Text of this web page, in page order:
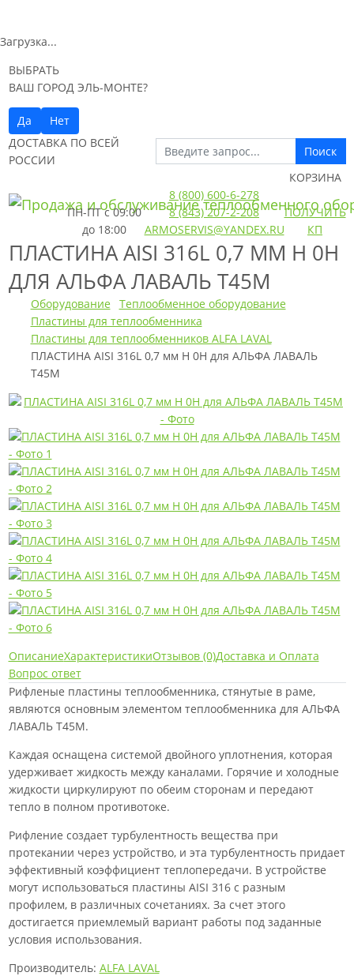
Загрузка...
ВЫБРАТЬ
ВАШ ГОРОД ЭЛЬ-МОНТЕ?
Да
Нет
ДОСТАВКА ПО ВСЕЙ
РОССИИ
Поиск
ПН-ПТс 09:00
до 18:00
8 (800) 600-6-278
8 (843) 207-2-208
ARMOSERVIS@YANDEX.RU
КОРЗИНА
ПОЛУЧИТЬ
КП
ПЛАСТИНА AISI 316L 0,7 ММ H 0H
ДЛЯ АЛЬФА ЛАВАЛЬ T45M
Оборудование
Теплообменное оборудование
Пластины для теплообменника
Пластины для теплообменников ALFA LAVAL
ПЛАСТИНА AISI 316L 0,7 мм H 0H для АЛЬФА ЛАВАЛЬ
T45M
ОписаниеХарактеристикиОтзывов (0)Доставка и Оплата
Вопрос ответ
Рифленые пластины теплообменника, стянутые в раме,
являются основным элементом теплообменника для АЛЬФА
ЛАВАЛЬ T45M.
Каждая оснащена системой двойного уплотнения, которая
удерживает жидкость между каналами. Горячие и холодные
жидкости циркулируют по обеим сторонам и передают
тепло в полном противотоке.
Рифление создает турбулентность вещества при
протекании через устройство, и эта турбулентность придает
эффективный коэффициент теплопередачи. В устройстве
могут использоваться пластины AISI 316 с разным
профилем, в различных сочетаниях. За счет этого
достигается приемлемый вариант работы под заданные
условия использования.
Производитель: ALFA LAVAL